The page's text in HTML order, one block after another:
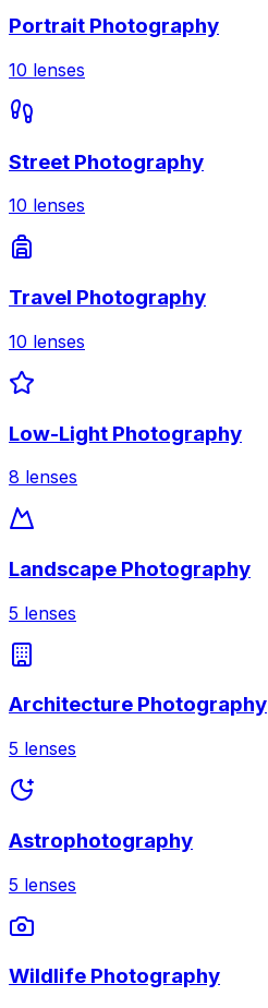
Portrait Photography
10 lenses
Street Photography
10 lenses
Travel Photography
10 lenses
Low-Light Photography
8 lenses
Landscape Photography
5 lenses
Architecture Photography
5 lenses
Astrophotography
5 lenses
Wildlife Photography